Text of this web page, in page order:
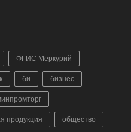
ФГИС Меркурий
би бизнес
продукция общество